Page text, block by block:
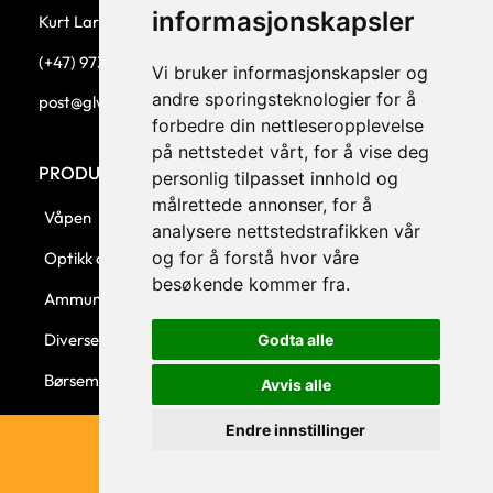
informasjonskapsler
Vi bruker informasjonskapsler og
andre sporingsteknologier for å
forbedre din nettleseropplevelse
på nettstedet vårt, for å vise deg
personlig tilpasset innhold og
målrettede annonser, for å
analysere nettstedstrafikken vår
og for å forstå hvor våre
besøkende kommer fra.
Godta alle
Avvis alle
Endre innstillinger
Kurt Larsen, daglig leder.
(+47) 973 33 332
post@glw.no
PRODUKTKATEGORIER
Våpen
Optikk og montasjer
Ammunisjon
Diverse
Børsemaker